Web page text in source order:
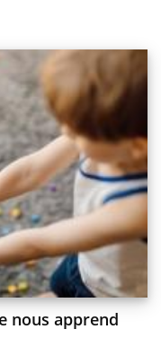
nous apprend